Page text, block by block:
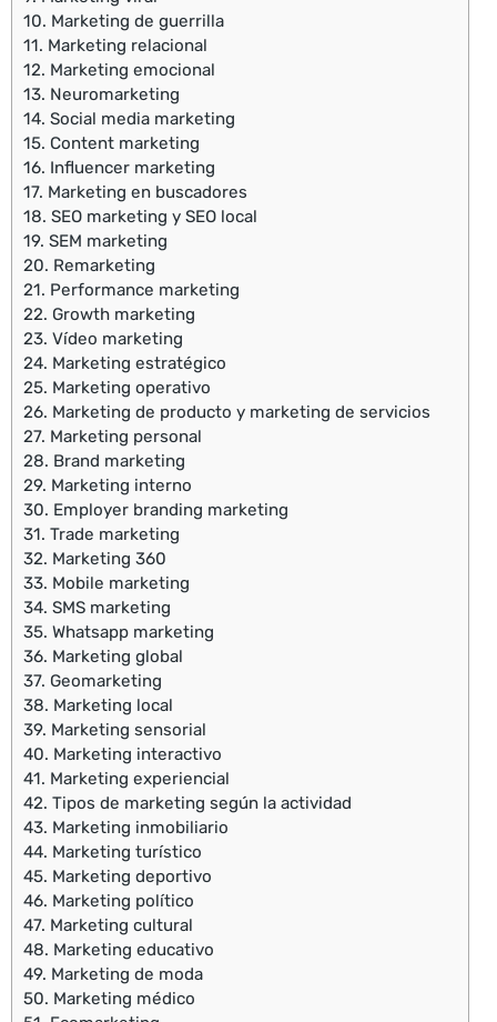
10. Marketing de guerrilla
11. Marketing relacional
12. Marketing emocional
13. Neuromarketing
14. Social media marketing
15. Content marketing
16. Influencer marketing
17. Marketing en buscadores
18. SEO marketing y SEO local
19. SEM marketing
20. Remarketing
21. Performance marketing
22. Growth marketing
23. Vídeo marketing
24. Marketing estratégico
25. Marketing operativo
26. Marketing de producto y marketing de servicios
27. Marketing personal
28. Brand marketing
29. Marketing interno
30. Employer branding marketing
31. Trade marketing
32. Marketing 360
33. Mobile marketing
34. SMS marketing
35. Whatsapp marketing
36. Marketing global
37. Geomarketing
38. Marketing local
39. Marketing sensorial
40. Marketing interactivo
41. Marketing experiencial
42. Tipos de marketing según la actividad
43. Marketing inmobiliario
44. Marketing turístico
45. Marketing deportivo
46. Marketing político
47. Marketing cultural
48. Marketing educativo
49. Marketing de moda
50. Marketing médico